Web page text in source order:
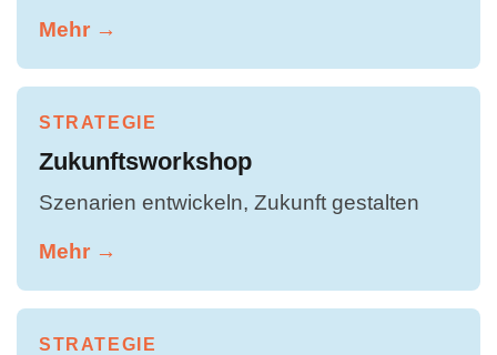
Mehr →
STRATEGIE
Zukunftsworkshop
Szenarien entwickeln, Zukunft gestalten
Mehr →
STRATEGIE